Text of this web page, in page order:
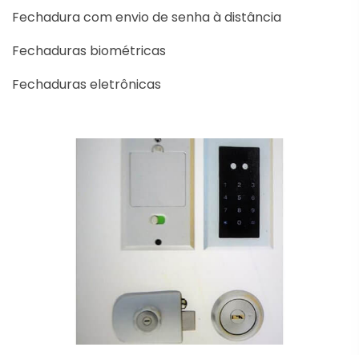
Fechadura com envio de senha à distância
Fechaduras biométricas
Fechaduras eletrônicas